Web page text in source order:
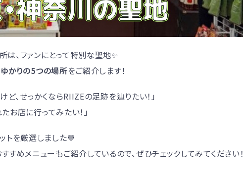
、ファンにとって特別な聖地✨
かりの5つの場所をご紹介します！
ど、せっかくならRIIZEの足跡を辿りたい！」
お店に行ってみたい！」
トを厳選しました💙
めメニューもご紹介しているので、ぜひチェックしてみてください！